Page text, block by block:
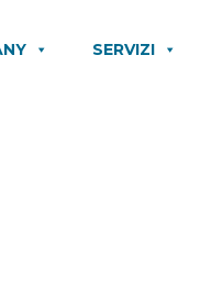
SERVIZI